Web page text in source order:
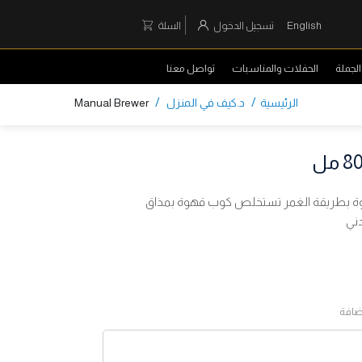
English تسجيل الدخول السلة
الحفلات والمناسبات تواصل معنا
الرئيسية / د.كيف في المنزل /
Manual Brewer
بطريقة الغمر تستخلص كوب قهوة بمذاق